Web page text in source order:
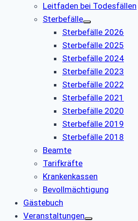
Leitfaden bei Todesfällen
Sterbefälle
Sterbefälle 2026
Sterbefälle 2025
Sterbefälle 2024
Sterbefälle 2023
Sterbefälle 2022
Sterbefälle 2021
Sterbefälle 2020
Sterbefälle 2019
Sterbefälle 2018
Beamte
Tarifkräfte
Krankenkassen
Bevollmächtigung
Gästebuch
Veranstaltungen